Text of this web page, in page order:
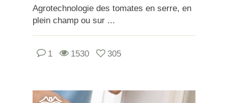
Agrotechnologie des tomates en serre, en
plein champ ou sur ...
1 1530 305